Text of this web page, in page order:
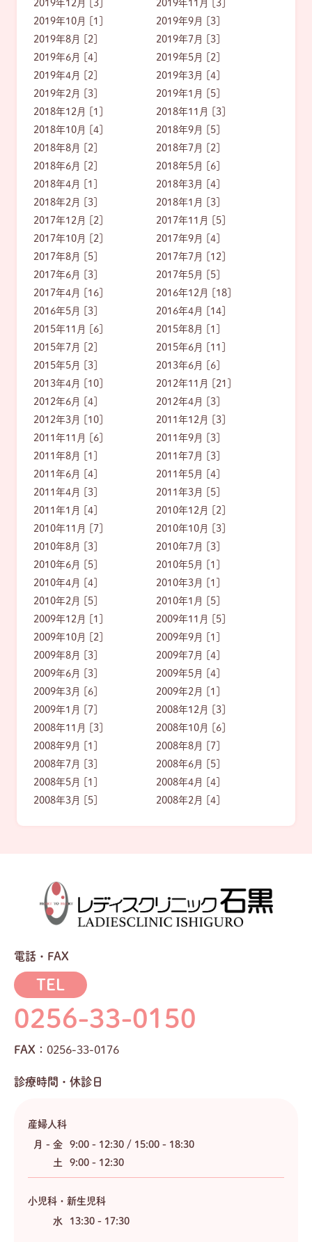
2019年12月 [3]
2019年11月 [3]
2019年10月 [1]
2019年9月 [3]
2019年8月 [2]
2019年7月 [3]
2019年6月 [4]
2019年5月 [2]
2019年4月 [2]
2019年3月 [4]
2019年2月 [3]
2019年1月 [5]
2018年12月 [1]
2018年11月 [3]
2018年10月 [4]
2018年9月 [5]
2018年8月 [2]
2018年7月 [2]
2018年6月 [2]
2018年5月 [6]
2018年4月 [1]
2018年3月 [4]
2018年2月 [3]
2018年1月 [3]
2017年12月 [2]
2017年11月 [5]
2017年10月 [2]
2017年9月 [4]
2017年8月 [5]
2017年7月 [12]
2017年6月 [3]
2017年5月 [5]
2017年4月 [16]
2016年12月 [18]
2016年5月 [3]
2016年4月 [14]
2015年11月 [6]
2015年8月 [1]
2015年7月 [2]
2015年6月 [11]
2015年5月 [3]
2013年6月 [6]
2013年4月 [10]
2012年11月 [21]
2012年6月 [4]
2012年4月 [3]
2012年3月 [10]
2011年12月 [3]
2011年11月 [6]
2011年9月 [3]
2011年8月 [1]
2011年7月 [3]
2011年6月 [4]
2011年5月 [4]
2011年4月 [3]
2011年3月 [5]
2011年1月 [4]
2010年12月 [2]
2010年11月 [7]
2010年10月 [3]
2010年8月 [3]
2010年7月 [3]
2010年6月 [5]
2010年5月 [1]
2010年4月 [4]
2010年3月 [1]
2010年2月 [5]
2010年1月 [5]
2009年12月 [1]
2009年11月 [5]
2009年10月 [2]
2009年9月 [1]
2009年8月 [3]
2009年7月 [4]
2009年6月 [3]
2009年5月 [4]
2009年3月 [6]
2009年2月 [1]
2009年1月 [7]
2008年12月 [3]
2008年11月 [3]
2008年10月 [6]
2008年9月 [1]
2008年8月 [7]
2008年7月 [3]
2008年6月 [5]
2008年5月 [1]
2008年4月 [4]
2008年3月 [5]
2008年2月 [4]
電話・FAX
TEL
0256-33-0150
FAX： 0256-33-0176
診療時間・休診日
産婦人科
月 - 金
9:00 - 12:30 / 15:00 - 18:30
土
9:00 - 12:30
小児科・新生児科
水 13:30 - 17:30